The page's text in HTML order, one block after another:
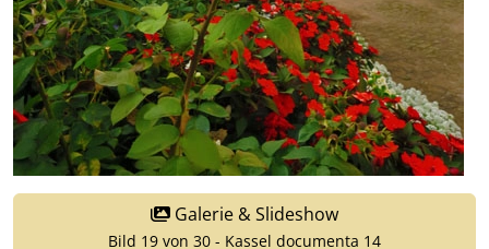
Galerie & Slideshow
Bild 19 von 30 - Kassel documenta 14